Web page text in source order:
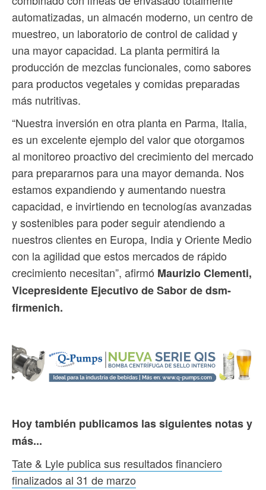
automatizadas, un almacén moderno, un centro de
muestreo, un laboratorio de control de calidad y
una mayor capacidad. La planta permitirá la
producción de mezclas funcionales, como sabores
para productos vegetales y comidas preparadas
más nutritivas.
“Nuestra inversión en otra planta en Parma, Italia,
es un excelente ejemplo del valor que otorgamos
al monitoreo proactivo del crecimiento del mercado
para prepararnos para una mayor demanda. Nos
estamos expandiendo y aumentando nuestra
capacidad, e invirtiendo en tecnologías avanzadas
y sostenibles para poder seguir atendiendo a
nuestros clientes en Europa, India y Oriente Medio
con la agilidad que estos mercados de rápido
crecimiento necesitan”, afirmó Maurizio Clementi,
Vicepresidente Ejecutivo de Sabor de dsm-
firmenich.
Hoy también publicamos las siguientes notas y
más...
Tate & Lyle publica sus resultados financiero
finalizados al 31 de marzo